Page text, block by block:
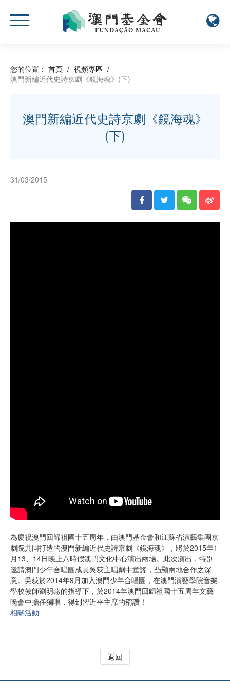
您的位置： 首頁 / 視頻專區 /
澳門新編近代史詩京劇《鏡海魂》(下)
澳門新編近代史詩京劇《鏡海魂》
(下)
31/03/2015
為慶祝澳門回歸祖國十五周年，由澳門基金會和江蘇省演藝集團京
劇院共同打造的澳門新編近代史詩京劇《鏡海魂》，將於2015年1
月13、14日晚上八時假澳門文化中心演出兩場。此次演出，特別
邀請澳門少年合唱團成員吳荻主唱劇中童謠，凸顯兩地合作之深
意。吳荻於2014年9月加入澳門少年合唱團，在澳門演藝學院音樂
學校教師劉明燕的指導下，於2014年澳門回歸祖國十五周年文藝
晚會中擔任獨唱，得到習近平主席的稱讚！
相關活動
返回